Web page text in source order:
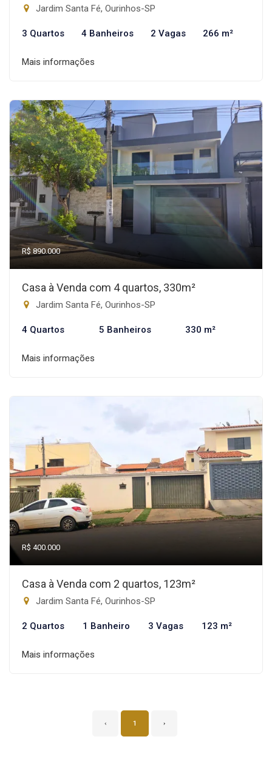
Jardim Santa Fé, Ourinhos-SP
3 Quartos 4 Banheiros 2 Vagas 266 m²
Mais informações
R$ 890.000
Casa à Venda com 4 quartos, 330m²
Jardim Santa Fé, Ourinhos-SP
4 Quartos 5 Banheiros 330 m²
Mais informações
R$ 400.000
Casa à Venda com 2 quartos, 123m²
Jardim Santa Fé, Ourinhos-SP
2 Quartos 1 Banheiro 3 Vagas 123 m²
Mais informações
‹ 1 ›